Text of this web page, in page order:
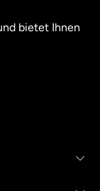
bietet Ihnen